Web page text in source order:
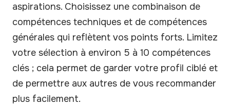
aspirations. Choisissez une combinaison de
compétences techniques et de compétences
générales qui reflètent vos points forts. Limitez
votre sélection à environ 5 à 10 compétences
clés ; cela permet de garder votre profil ciblé et
de permettre aux autres de vous recommander
plus facilement.